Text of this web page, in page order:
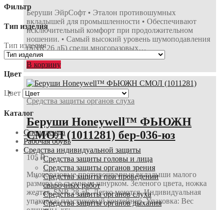
Беруши ЭйрСофт • Эталон противошумных
вкладышей для промышленности • Обеспечивают
исключительный комфорт при продолжительном
ношении. • Самый высокий уровень шумоподавления
(SNR 26 дБ) среди многоразовых…
В корзину
Средства защиты органов слуха
Беруши Honeywell™ ФЬЮЖН
СМОЛ (1011281) бер-036-юз
105 ₽
Многоразовые противошумные вкладыши малого
размера со съемным шнурком. Зеленого цвета, ножка
желтая. SNR 28 дБ. Легко моются. Индивидуальная
упаковка: пластиковый контейнер. Упаковка: Вес
Фильтр
Тип изделия
Тип изделия
Цвет
Цвет
Каталог
Спецодежда
Рабочая обувь
Средства индивидуальной защиты
Средства защиты головы и лица
Средства защиты органов зрения
Средства защиты при проведении
сварочных работ
Средства защиты органов слуха
Средства защиты органов дыхания